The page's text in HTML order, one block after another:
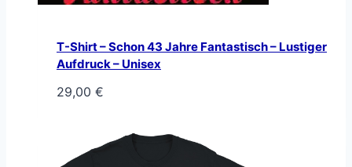
T-Shirt – Schon 43 Jahre Fantastisch – Lustiger
Aufdruck – Unisex
29,00 €